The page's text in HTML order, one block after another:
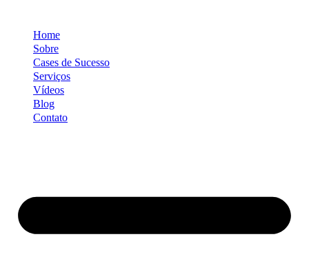
conteúdo
Home
Sobre
Cases de Sucesso
Serviços
Vídeos
Blog
Contato